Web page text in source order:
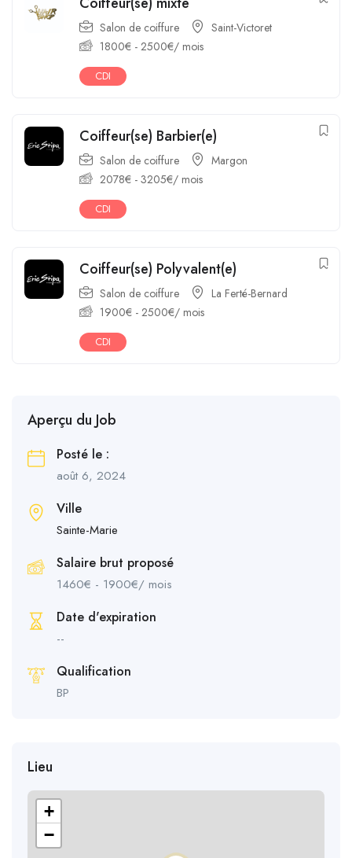
Salon de coiffure
Saint-Victoret
1800€ - 2500€/ mois
CDI
Coiffeur(se) Barbier(e)
Salon de coiffure
Margon
2078€ - 3205€/ mois
CDI
Coiffeur(se) Polyvalent(e)
Salon de coiffure
La Ferté-Bernard
1900€ - 2500€/ mois
CDI
Aperçu du Job
Posté le :
août 6, 2024
Ville
Sainte-Marie
Salaire brut proposé
1460€ - 1900€/ mois
Date d'expiration
--
Qualification
BP
Lieu
+
−